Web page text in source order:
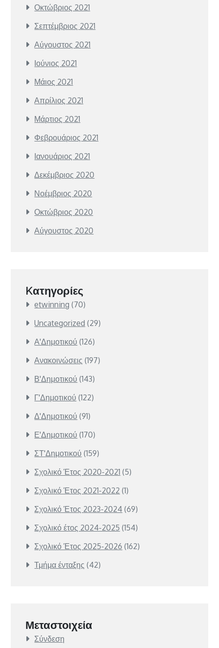
Οκτώβριος 2021
Σεπτέμβριος 2021
Αύγουστος 2021
Ιούνιος 2021
Μάιος 2021
Απρίλιος 2021
Μάρτιος 2021
Φεβρουάριος 2021
Ιανουάριος 2021
Δεκέμβριος 2020
Νοέμβριος 2020
Οκτώβριος 2020
Αύγουστος 2020
Kατηγορίες
etwinning (70)
Uncategorized (29)
Α'Δημοτικού (126)
Ανακοινώσεις (197)
Β'Δημοτικού (143)
Γ'Δημοτικού (122)
Δ'Δημοτικού (91)
Ε'Δημοτικού (170)
ΣΤ'Δημοτικού (159)
Σχολικό Έτος 2020-2021 (5)
Σχολικό Έτος 2021-2022 (1)
Σχολικό Έτος 2023-2024 (69)
Σχολικό έτος 2024-2025 (154)
Σχολικό Έτος 2025-2026 (162)
Τμήμα ένταξης (42)
Μεταστοιχεία
Σύνδεση